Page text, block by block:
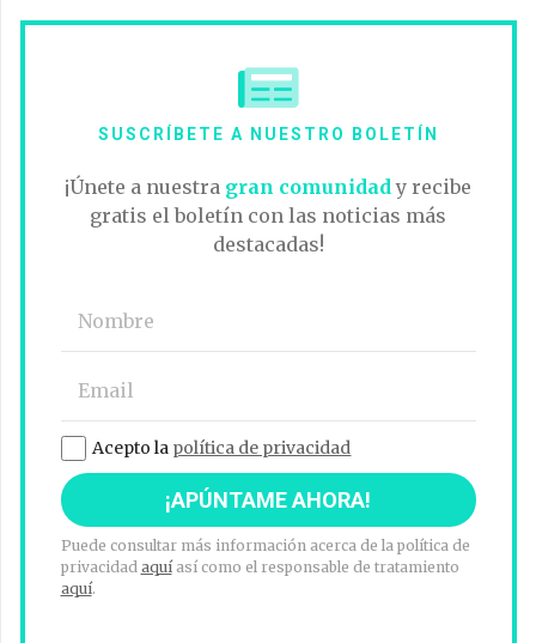
SUSCRÍBETE A NUESTRO BOLETÍN
¡Únete a nuestra gran comunidad y recibe
gratis el boletín con las noticias más
destacadas!
Acepto la política de privacidad
Puede consultar más información acerca de la política de
privacidad aquíasí como el responsable de tratamiento
aquí.